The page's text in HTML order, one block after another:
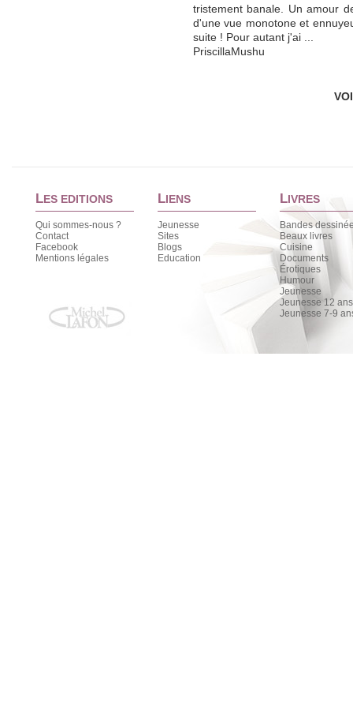
tristement banale. Un amour
d'une vue monotone et
suite ! Pour autant j'ai ...
PriscillaMushu
LES EDITIONS
Qui sommes-nous ?
Contact
Facebook
Mentions légales
LIENS
Jeunesse
Sites
Blogs
Education
LIVRES
Bandes
Beaux livres
Cuisine
Documents
Érotiques
Humour
Jeunesse
Jeunesse 12
Jeunesse 7-9